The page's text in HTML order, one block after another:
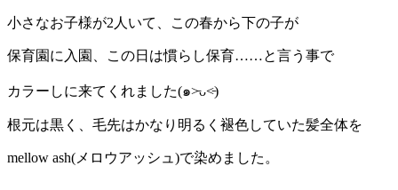
小さなお子様が2人いて、この春から下の子が
保育園に入園、この日は慣らし保育……と言う事で
カラーしに来てくれました(๑˃̵ᴗ˂̵)
根元は黒く、毛先はかなり明るく褪色していた髪全体を
mellow ash(メロウアッシュ)で染めました。